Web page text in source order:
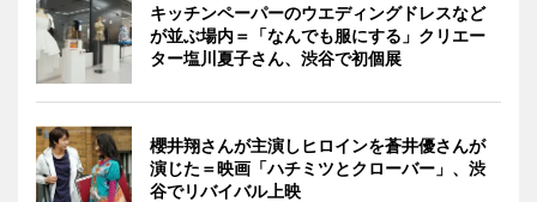
キッチンペーパーのウエディングドレスなど
が並ぶ場内＝「なんでも服にする」クリエー
ター塩川夏子さん、渋谷で初個展
櫻井翔さんが主演しヒロインを蒼井優さんが
演じた＝映画「ハチミツとクローバー」、渋
谷でリバイバル上映